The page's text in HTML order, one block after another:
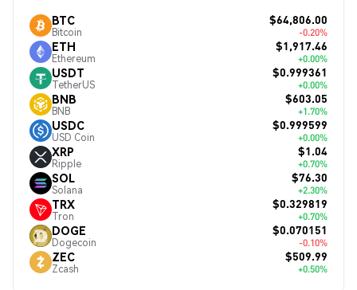
BTC
Bitcoin
$64,806.00
-0.20%
ETH
Ethereum
$1,917.46
+0.00%
USDT
TetherUS
$0.999361
+0.00%
BNB
BNB
$603.05
+1.70%
USDC
USD Coin
$0.999599
+0.00%
XRP
Ripple
$1.04
+0.70%
SOL
Solana
$76.30
+2.30%
TRX
Tron
$0.329819
+0.70%
DOGE
Dogecoin
$0.070151
-0.10%
ZEC
Zcash
$509.99
+0.50%